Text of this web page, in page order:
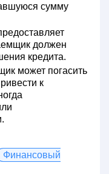
сумму
должен
кредита.
может погасить
к
Финансовый